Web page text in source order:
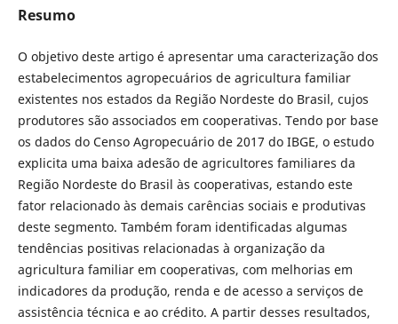
Resumo
O objetivo deste artigo é apresentar uma caracterização dos
estabelecimentos agropecuários de agricultura familiar
existentes nos estados da Região Nordeste do Brasil, cujos
produtores são associados em cooperativas. Tendo por base
os dados do Censo Agropecuário de 2017 do IBGE, o estudo
explicita uma baixa adesão de agricultores familiares da
Região Nordeste do Brasil às cooperativas, estando este
fator relacionado às demais carências sociais e produtivas
deste segmento. Também foram identificadas algumas
tendências positivas relacionadas à organização da
agricultura familiar em cooperativas, com melhorias em
indicadores da produção, renda e de acesso a serviços de
assistência técnica e ao crédito. A partir desses resultados,